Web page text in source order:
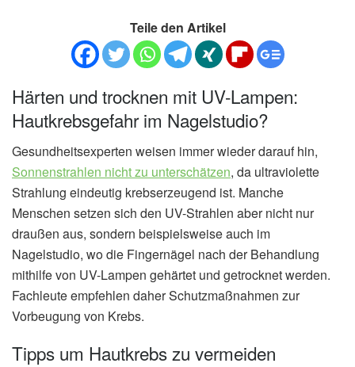
Teile den Artikel
Härten und trocknen mit UV-Lampen:
Hautkrebsgefahr im Nagelstudio?
Gesundheitsexperten weisen immer wieder darauf hin,
Sonnenstrahlen nicht zu unterschätzen, da ultraviolette
Strahlung eindeutig krebserzeugend ist. Manche
Menschen setzen sich den UV-Strahlen aber nicht nur
draußen aus, sondern beispielsweise auch im
Nagelstudio, wo die Fingernägel nach der Behandlung
mithilfe von UV-Lampen gehärtet und getrocknet werden.
Fachleute empfehlen daher Schutzmaßnahmen zur
Vorbeugung von Krebs.
Tipps um Hautkrebs zu vermeiden